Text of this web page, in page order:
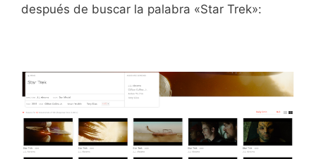
después de buscar la palabra «Star Trek»: